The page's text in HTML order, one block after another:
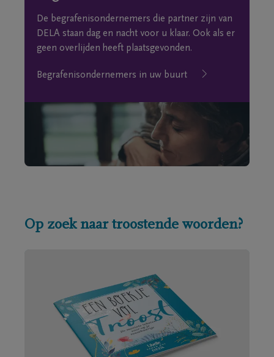
De begrafenisondernemers die partner zijn van
DELA staan dag en nacht voor u klaar. Ook als er
geen overlijden heeft plaatsgevonden.
Begrafenisondernemers in uw buurt
Op zoek naar troostende woorden?